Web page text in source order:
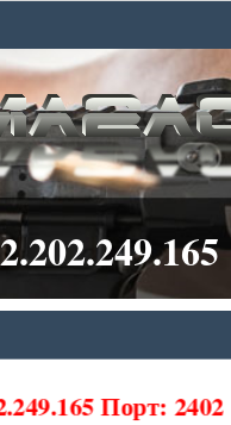
Порт: 2402